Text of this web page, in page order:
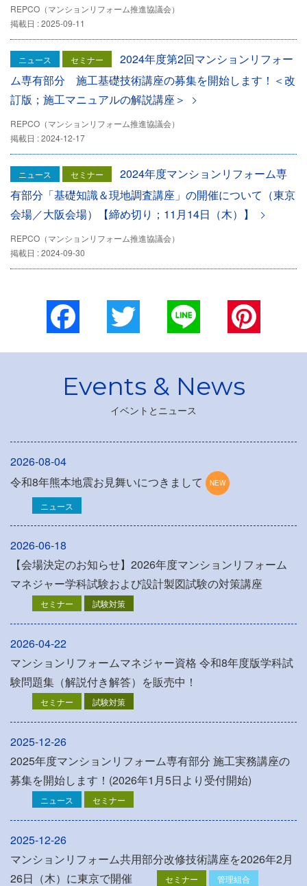
REPCO（マンションリフォーム推進協議会）
掲載日 : 2025-09-11
ニュース セミナー
2024年度第2回マンションリフォー
ム専有部分 施工基礎技術講座の募集を開始します！＜改
訂版；施工マニュアルの解説講座＞
REPCO（マンションリフォーム推進協議会）
掲載日 : 2024-12-17
ニュース セミナー
2024年度マンションリフォーム専
有部分「基礎知識＆現地調査講座」の開催について（東京
会場／大阪会場）【締め切り；11月14日（木）】
REPCO（マンションリフォーム推進協議会）
掲載日 : 2024-09-30
Facebook
イベントとニュース
2026-08-04
令和8年熊本地震お見舞いにつきまして
ニュース
2026-06-18
【会場決定のお知らせ】2026年度マンションリフォーム
マネジャー学科試験および設計製図試験の対策講座
セミナー 試験対策
2026-04-22
マンションリフォームマネジャー資格 令和8年度版学科試
験問題集（解説付き解答）を販売中！
セミナー 試験対策
2025-12-26
2025年度マンションリフォーム専有部分 施工実務講座の
募集を開始します！(2026年1月5日より受付開始)
ニュース セミナー
2025-12-26
マンションリフォーム共用部分改修技術講座を2026年2月
26日（木）に東京で開催
セミナー 管理組合